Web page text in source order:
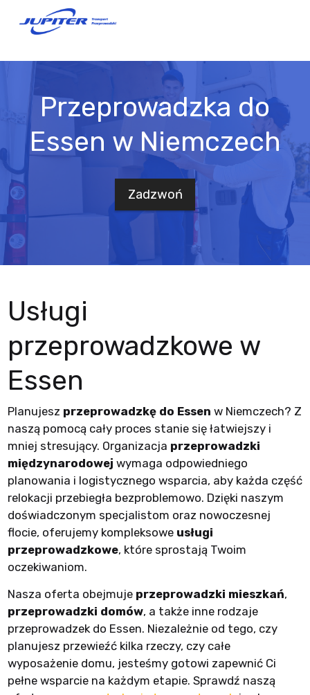
Przeprowadzka do
Essen w Niemczech
Zadzwoń
Usługi
przeprowadzkowe w
Essen
Planujesz przeprowadzkę do Essen w Niemczech? Z
naszą pomocą cały proces stanie się łatwiejszy i
mniej stresujący. Organizacja przeprowadzki
międzynarodowej wymaga odpowiedniego
planowania i logistycznego wsparcia, aby każda część
relokacji przebiegła bezproblemowo. Dzięki naszym
doświadczonym specjalistom oraz nowoczesnej
flocie, oferujemy kompleksowe usługi
przeprowadzkowe, które sprostają Twoim
oczekiwaniom.
Nasza oferta obejmuje przeprowadzki mieszkań,
przeprowadzki domów, a także inne rodzaje
przeprowadzek do Essen. Niezależnie od tego, czy
planujesz przewieźć kilka rzeczy, czy całe
wyposażenie domu, jesteśmy gotowi zapewnić Ci
pełne wsparcie na każdym etapie. Sprawdź naszą